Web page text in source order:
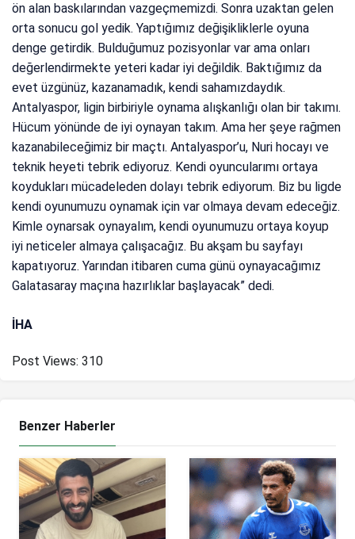
ön alan baskılarından vazgeçmemizdi. Sonra uzaktan gelen
orta sonucu gol yedik. Yaptığımız değişikliklerle oyuna
denge getirdik. Bulduğumuz pozisyonlar var ama onları
değerlendirmekte yeteri kadar iyi değildik. Baktığımız da
evet üzgünüz, kazanamadık, kendi sahamızdaydık.
Antalyaspor, ligin birbiriyle oynama alışkanlığı olan bir takımı.
Hücum yönünde de iyi oynayan takım. Ama her şeye rağmen
kazanabileceğimiz bir maçtı. Antalyaspor’u, Nuri hocayı ve
teknik heyeti tebrik ediyoruz. Kendi oyuncularımı ortaya
koydukları mücadeleden dolayı tebrik ediyorum. Biz bu ligde
kendi oyunumuzu oynamak için var olmaya devam edeceğiz.
Kimle oynarsak oynayalım, kendi oyunumuzu ortaya koyup
iyi neticeler almaya çalışacağız. Bu akşam bu sayfayı
kapatıyoruz. Yarından itibaren cuma günü oynayacağımız
Galatasaray maçına hazırlıklar başlayacak” dedi.
İHA
Post Views: 310
Benzer Haberler